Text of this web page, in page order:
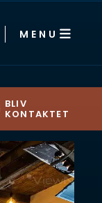
MENU
BLIV
KONTAKTET